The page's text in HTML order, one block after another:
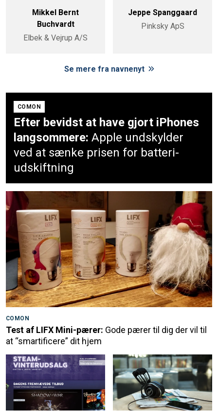
Mikkel Bernt
Buchvardt
Elbek & Vejrup A/S
Jeppe Spanggaard
Pinksky ApS
Se mere fra navnenyt
COMON
Efter bevidst at have gjort iPhones
langsommere: Apple undskylder
ved at sænke prisen for batteri-
udskiftning
COMON
Test af LIFX Mini-pærer: Gode pærer til dig der vil til
at “smartificere” dit hjem